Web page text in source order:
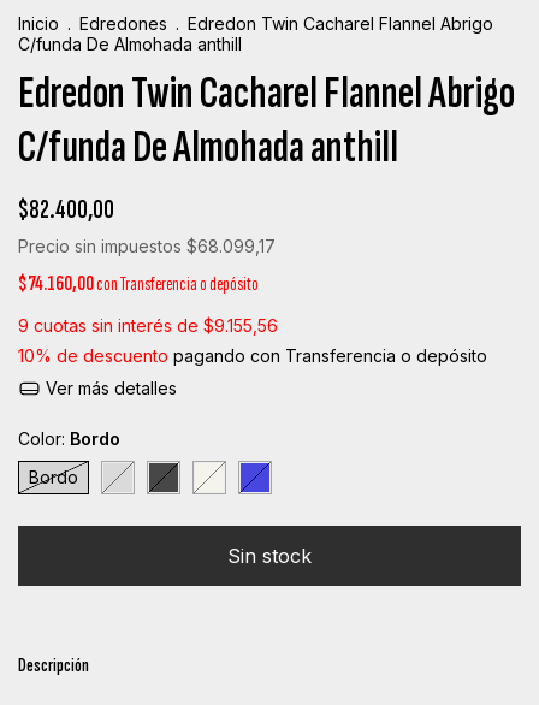
Inicio . Edredones . Edredon Twin Cacharel Flannel Abrigo
C/funda De Almohada anthill
Edredon Twin Cacharel Flannel Abrigo
C/funda De Almohada anthill
$82.400,00
Precio sin impuestos $68.099,17
$74.160,00conTransferencia o depósito
9 cuotas sin interés de $9.155,56
10% de descuento pagando con Transferencia o depósito
Ver más detalles
Color: Bordo
Bordo
Descripción